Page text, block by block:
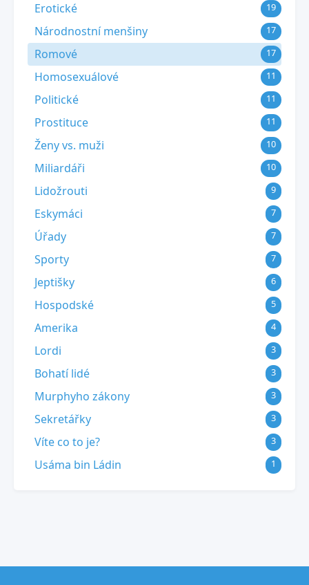
Erotické 19
Národnostní menšiny 17
Romové 17
Homosexuálové 11
Politické 11
Prostituce 11
Ženy vs. muži 10
Miliardáři 10
Lidožrouti 9
Eskymáci 7
Úřady 7
Sporty 7
Jeptišky 6
Hospodské 5
Amerika 4
Lordi 3
Bohatí lidé 3
Murphyho zákony 3
Sekretářky 3
Víte co to je? 3
Usáma bin Ládin 1